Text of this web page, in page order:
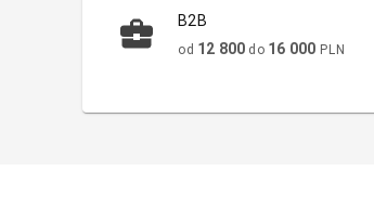
B2B
od 12 800 do 16 000 PLN